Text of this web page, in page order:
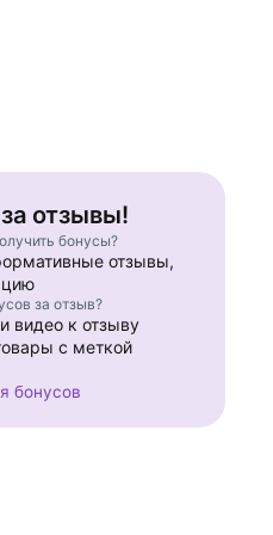
отзывы!
бонусы?
отзывы,
за отзыв?
видео к отзыву
с меткой
бонусов